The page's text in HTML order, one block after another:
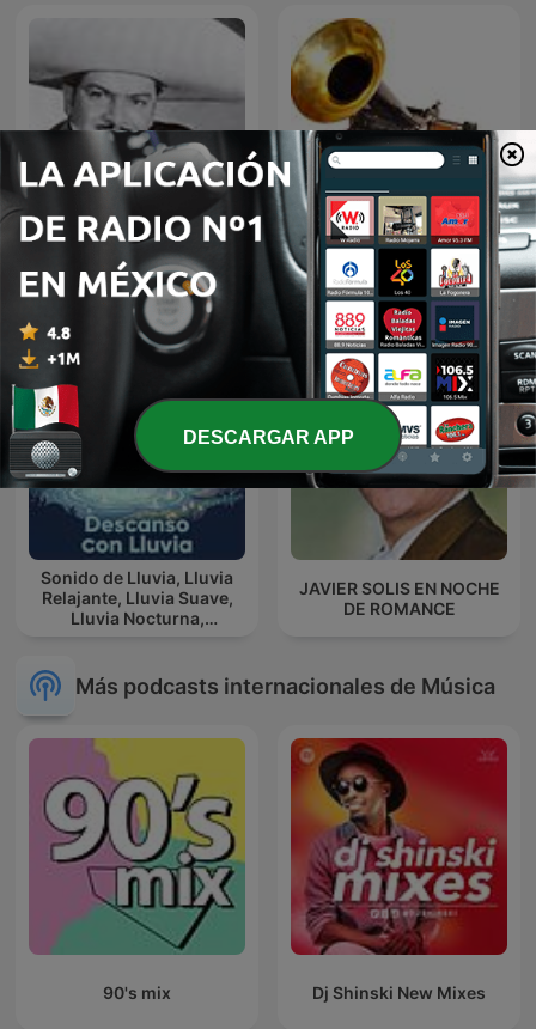
JOSE ALFREDO JIMENEZ
EN NOCHE DE ROMANCE
El fonógrafo una
revolución en el sonido
Sonido de Lluvia, Lluvia
Relajante, Lluvia Suave,
Lluvia Nocturna,
JAVIER SOLIS EN NOCHE
DE ROMANCE
Más podcasts internacionales de Música
90's mix Dj Shinski New Mixes
DESCARGAR APP